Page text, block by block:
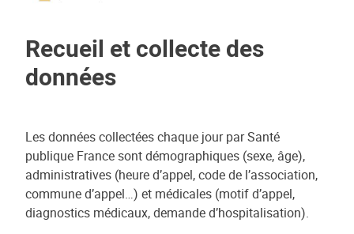
Recueil et collecte des
données
Les données collectées chaque jour par Santé
publique France sont démographiques (sexe, âge),
administratives (heure d’appel, code de l’association,
commune d’appel…) et médicales (motif d’appel,
diagnostics médicaux, demande d’hospitalisation).